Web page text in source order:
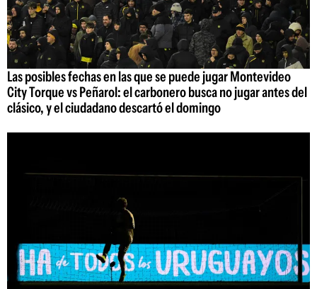
Las posibles fechas en las que se puede jugar Montevideo
City Torque vs Peñarol: el carbonero busca no jugar antes del
clásico, y el ciudadano descartó el domingo